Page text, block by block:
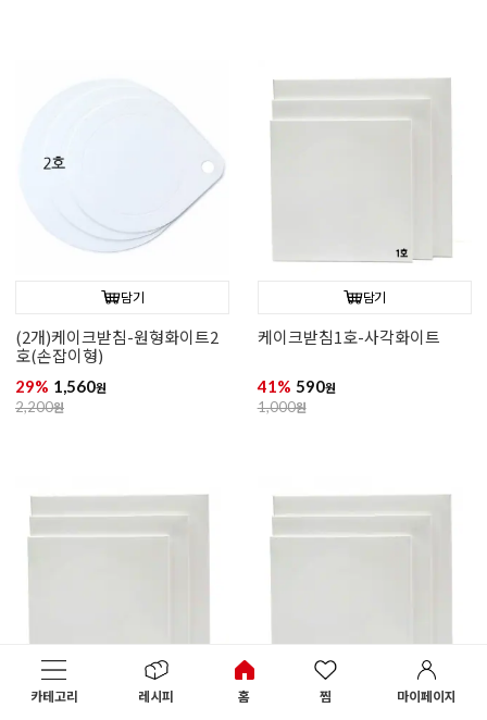
카테고리 레시피 홈 찜 마이페이지
담기
(2개)케이크받침-원형화이트2
호(손잡이형)
29% 1,560원
2,200원
담기
케이크받침1호-사각화이트
41% 590원
1,000원